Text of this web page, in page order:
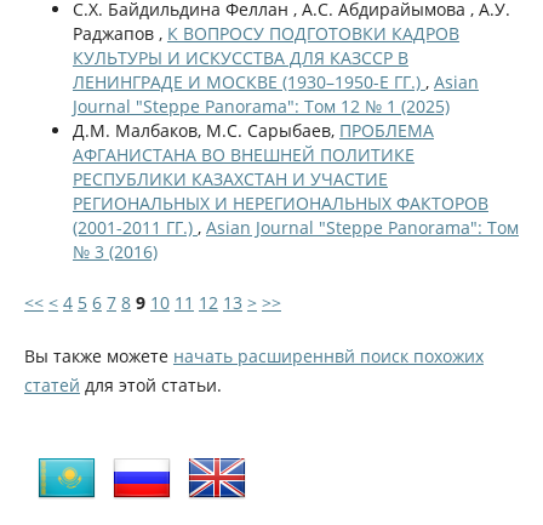
С.Х. Байдильдина Феллан , А.С. Абдирайымова , А.У.
Раджапов , К ВОПРОСУ ПОДГОТОВКИ КАДРОВ
КУЛЬТУРЫ И ИСКУССТВА ДЛЯ КАЗССР В
ЛЕНИНГРАДЕ И МОСКВЕ (1930–1950-Е ГГ.) , Asian
Journal "Steppe Panorama": Том 12 № 1 (2025)
Д.М. Малбаков, М.С. Сарыбаев, ПРОБЛЕМА
АФГАНИСТАНА ВО ВНЕШНЕЙ ПОЛИТИКЕ
РЕСПУБЛИКИ КАЗАХСТАН И УЧАСТИЕ
РЕГИОНАЛЬНЫХ И НЕРЕГИОНАЛЬНЫХ ФАКТОРОВ
(2001-2011 ГГ.) , Asian Journal "Steppe Panorama": Том
№ 3 (2016)
<< < 4 5 6 7 8 9 10 11 12 13 > >>
Вы также можете начать расширеннвй поиск похожих
статей для этой статьи.